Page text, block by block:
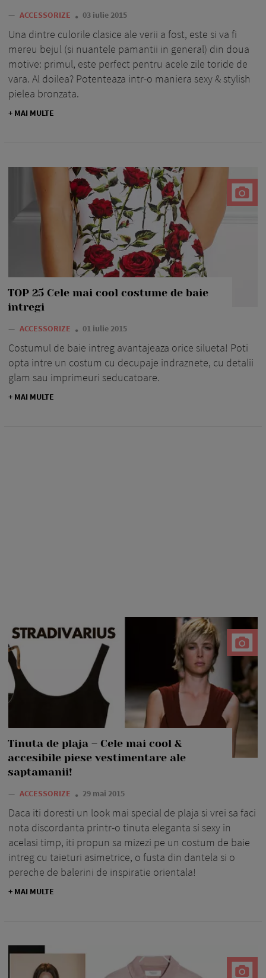
— ACCESSORIZE 03 iulie 2015
Una dintre culorile clasice ale verii a fost, este si va fi
mereu bejul (si nuantele pamantii in general) din doua
motive: primul, este perfect pentru acele zile toride de
vara. Al doilea? Potenteaza intr-o maniera sexy & stylish
pielea bronzata.
+ MAI MULTE
TOP 25 Cele mai cool costume de baie
intregi
— ACCESSORIZE 01 iulie 2015
Costumul de baie intreg avantajeaza orice silueta! Poti
opta intre un costum cu decupaje indraznete, cu detalii
glam sau imprimeuri seducatoare.
+ MAI MULTE
Tinuta de plaja – Cele mai cool &
accesibile piese vestimentare ale
saptamanii!
— ACCESSORIZE 29 mai 2015
Daca iti doresti un look mai special de plaja si vrei sa faci
nota discordanta printr-o tinuta eleganta si sexy in
acelasi timp, iti propun sa mizezi pe un costum de baie
intreg cu taieturi asimetrice, o fusta din dantela si o
pereche de balerini de inspiratie orientala!
+ MAI MULTE